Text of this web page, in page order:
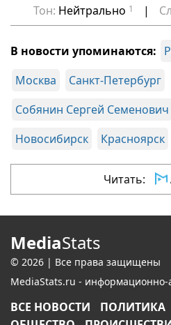
Тон: Нейтрально 1 |
В новости упоминаются:
Москва
Санкт-Петербург
Собянин Сергей Семенович
Новосибирск
Красноярск
Читать:
MediaStats
© 2026 | Все права защищены
MediaStats.ru - информационно-
ВСЕ НОВОСТИ ПОЛИТИКА